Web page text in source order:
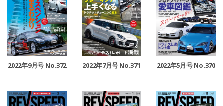
2022年9月号 No.372 2022年7月号 No.371 2022年5月号 No.370